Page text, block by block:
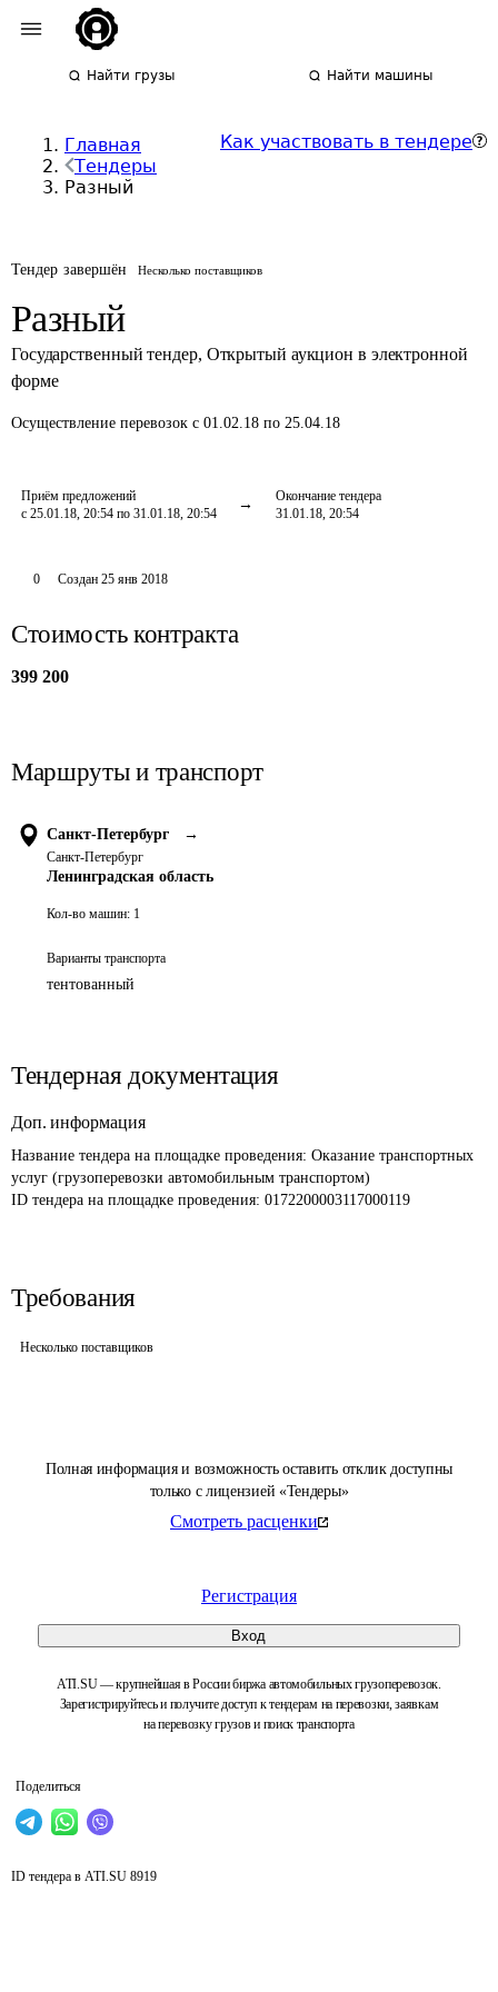
Найти грузы Найти машины
Главная
Тендеры
Разный
Как участвовать в тендере
Тендер завершён Несколько поставщиков
Разный
Государственный тендер, Открытый аукцион в электронной
форме
Осуществление перевозок с 01.02.18 по 25.04.18
Приём предложений
с 25.01.18, 20:54 по 31.01.18, 20:54
Окончание тендера
31.01.18, 20:54
Полная информация и возможность оставить отклик доступны
только с лицензией «Тендеры»
Смотреть расценки
Регистрация
Вход
ATI.SU — крупнейшая в России биржа автомобильных грузоперевозок.
Зарегистрируйтесь и получите доступ к тендерам на перевозки, заявкам
на перевозку грузов и поиск транспорта
Поделиться
0 Создан 25 янв 2018
Стоимость контракта
399 200
Маршруты и транспорт
Санкт-Петербург →
Санкт-Петербург
Ленинградская область
Кол-во машин: 1
Варианты транспорта
тентованный
Тендерная документация
Доп. информация
Название тендера на площадке проведения: Оказание транспортных
услуг (грузоперевозки автомобильным транспортом)
ID тендера на площадке проведения: 0172200003117000119
Требования
Несколько поставщиков
ID тендера в ATI.SU 8919